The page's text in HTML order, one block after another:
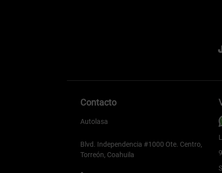
Contacto
Autolasa
Blvd. Independencia #1000 Ote. Centro,
Torreón, Coahuila